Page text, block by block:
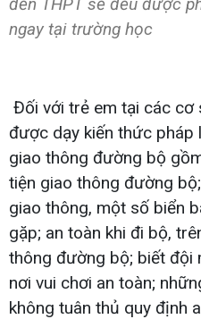
ngay tại trường học
Đối với trẻ em tại các cơ
được dạy kiến thức pháp
giao thông đường bộ
tiện giao thông đường
giao thông, một số biển
gặp; an toàn khi đi bộ,
thông đường bộ; biết đội
nơi vui chơi an toàn;
không tuân thủ quy định